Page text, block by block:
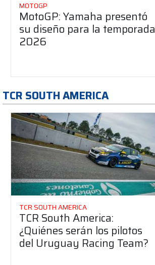
MOTOGP
MotoGP: Yamaha presentó
su diseño para la temporada
2026
TCR SOUTH AMERICA
TCR SOUTH AMERICA
TCR South America:
¿Quiénes serán los pilotos
del Uruguay Racing Team?